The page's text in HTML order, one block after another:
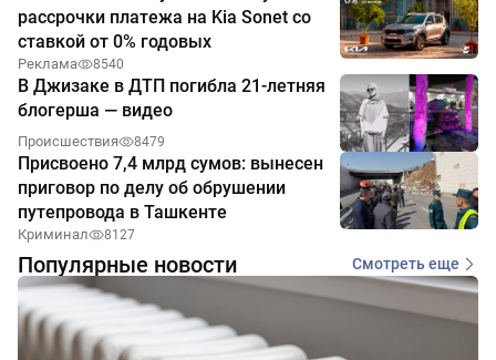
рассрочки платежа на Kia Sonet со
ставкой от 0% годовых
Реклама 8540
В Джизаке в ДТП погибла 21-летняя
блогерша — видео
Происшествия 8479
Присвоено 7,4 млрд сумов: вынесен
приговор по делу об обрушении
путепровода в Ташкенте
Криминал 8127
Популярные новости Смотреть еще